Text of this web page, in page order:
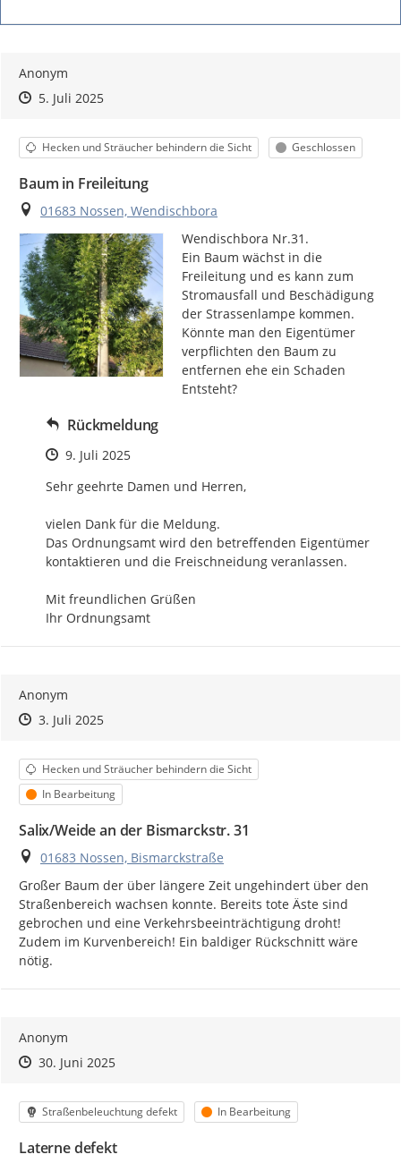
Anonym
Zeitpunkt des Erstellens
Zeitpunkt des Erstellens
5. Juli 2025Zur Äußerung
Kategorie
Hecken und Sträucher behindern die Sicht Status
Geschlossen
Baum in Freileitung
Ort
01683 Nossen, Wendischbora
Wendischbora Nr.31.
Ein Baum wächst in die
Freileitung und es kann zum
Stromausfall und Beschädigung
der Strassenlampe kommen.
Könnte man den Eigentümer
verpflichten den Baum zu
entfernen ehe ein Schaden
Entsteht?
Rückmeldung
Zeitpunkt des Erstellens
9. Juli 2025
Sehr geehrte Damen und Herren,
vielen Dank für die Meldung.
Das Ordnungsamt wird den betreffenden Eigentümer
kontaktieren und die Freischneidung veranlassen.
Mit freundlichen Grüßen
Ihr Ordnungsamt
Anonym
Zeitpunkt des Erstellens
Zeitpunkt des Erstellens
3. Juli 2025Zur Äußerung
Kategorie
Hecken und Sträucher behindern die Sicht
Status
In Bearbeitung
Salix/Weide an der Bismarckstr. 31
Ort
01683 Nossen, Bismarckstraße
Großer Baum der über längere Zeit ungehindert über den
Straßenbereich wachsen konnte. Bereits tote Äste sind
gebrochen und eine Verkehrsbeeinträchtigung droht!
Zudem im Kurvenbereich! Ein baldiger Rückschnitt wäre
nötig.
Anonym
Zeitpunkt des Erstellens
Zeitpunkt des Erstellens
30. Juni 2025Zur Äußerung
Kategorie
Straßenbeleuchtung defekt Status
In Bearbeitung
Laterne defekt